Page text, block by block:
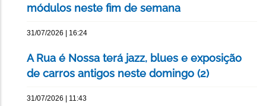
módulos neste fim de semana
31/07/2026 | 16:24
A Rua é Nossa terá jazz, blues e exposição
de carros antigos neste domingo (2)
31/07/2026 | 11:43